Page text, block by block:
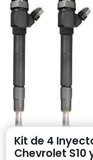
Kit de 4
Chevrolet S10